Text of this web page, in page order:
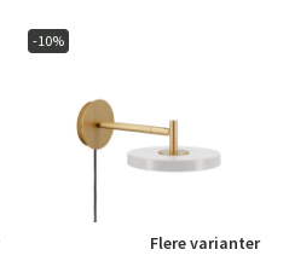
-10%
Flere varianter